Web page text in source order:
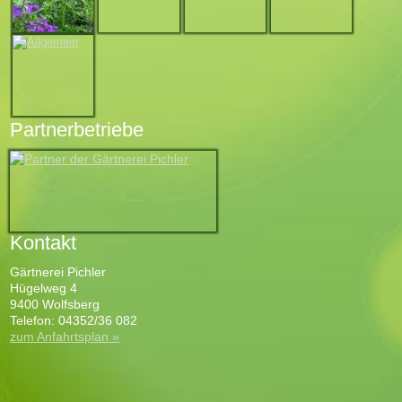
Partnerbetriebe
Kontakt
Gärtnerei Pichler
Hügelweg 4
9400 Wolfsberg
Telefon: 04352/36 082
zum Anfahrtsplan »